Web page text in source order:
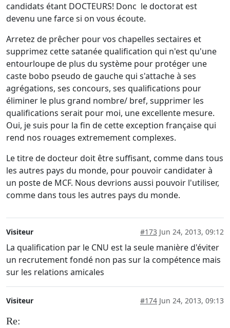
candidats étant DOCTEURS! Donc le doctorat est
devenu une farce si on vous écoute.
Arretez de prêcher pour vos chapelles sectaires et
supprimez cette satanée qualification qui n'est qu'une
entourloupe de plus du système pour protéger une
caste bobo pseudo de gauche qui s'attache à ses
agrégations, ses concours, ses qualifications pour
éliminer le plus grand nombre/ bref, supprimer les
qualifications serait pour moi, une excellente mesure.
Oui, je suis pour la fin de cette exception française qui
rend nos rouages extremement complexes.
Le titre de docteur doit être suffisant, comme dans tous
les autres pays du monde, pour pouvoir candidater à
un poste de MCF. Nous devrions aussi pouvoir l'utiliser,
comme dans tous les autres pays du monde.
Visiteur #173 Jun 24, 2013, 09:12
La qualification par le CNU est la seule manière d'éviter
un recrutement fondé non pas sur la compétence mais
sur les relations amicales
Visiteur #174 Jun 24, 2013, 09:13
Re: